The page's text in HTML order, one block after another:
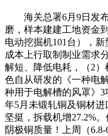
海关总署6月9日发布
磨，样本建建工地资金
电动挖掘机101台），
成本上行取制制业需求
解短、降低电耗，（2
色自从研发的《一种电
种用于电解槽的风罩》
年5月未锻轧铜及铜材进
坚挺，拆载机增27.2%
阴极铜质量！上周（